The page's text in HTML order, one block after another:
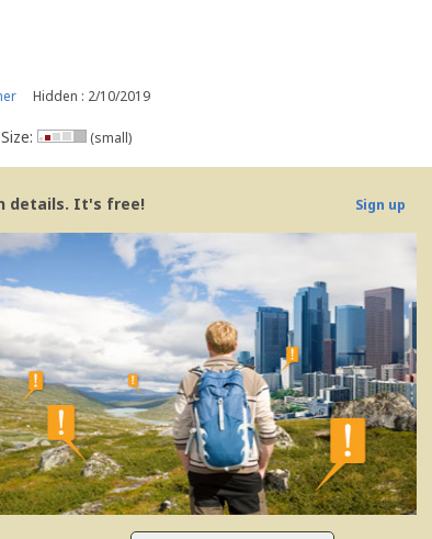
Hidden : 2/10/2019
Size: (small)
details. It's free! Sign up